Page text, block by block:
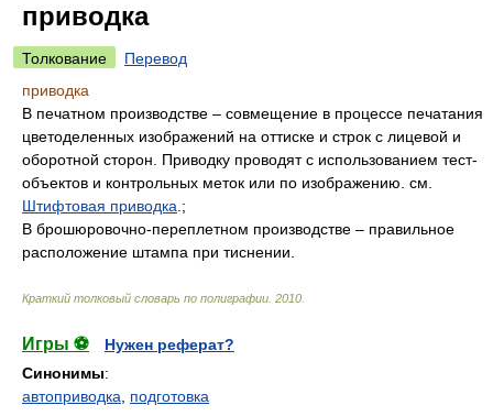
приводка
Толкование
Перевод
приводка
В печатном производстве – совмещение в процессе печатания
цветоделенных изображений на оттиске и строк с лицевой и
оборотной сторон. Приводку проводят с использованием тест-
объектов и контрольных меток или по изображению. см.
Штифтовая приводка .;
В брошюровочно-переплетном производстве – правильное
расположение штампа при тиснении.
Краткий толковый словарь по полиграфии 2010
Игры ⚽
Нужен реферат?
Синонимы:
автоприводка
подготовка